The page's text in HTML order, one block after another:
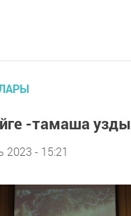
-тамаша узды
2023 - 15:21